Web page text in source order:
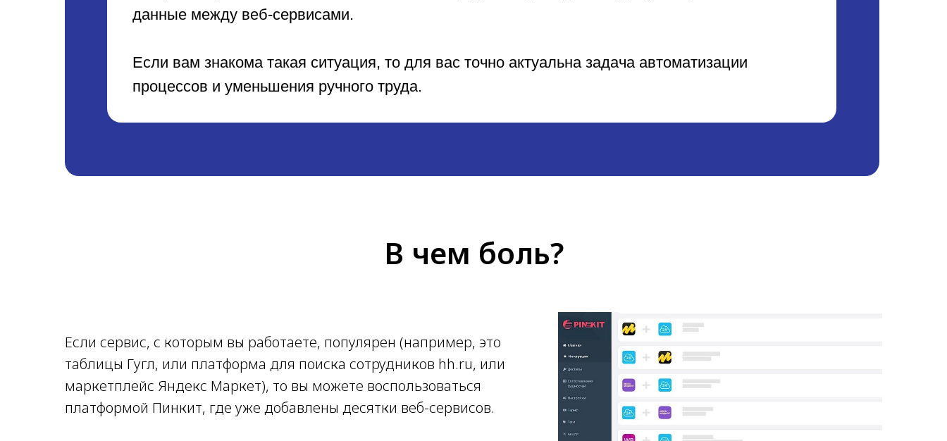
Быстрое решение
задачи без разработки
данные между веб-сервисами.
Если вам знакома такая ситуация, то для вас точно актуальна задача автоматизации
процессов и уменьшения ручного труда.
В чем боль?
Если сервис, с которым вы работаете, популярен (например, это
таблицы Гугл, или платформа для поиска сотрудников hh.ru, или
маркетплейс Яндекс Маркет), то вы можете воспользоваться
платформой Пинкит, где уже добавлены десятки веб-сервисов.